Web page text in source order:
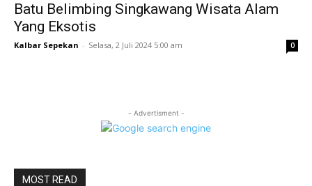
Batu Belimbing Singkawang Wisata Alam
Yang Eksotis
Kalbar Sepekan - Selasa, 2 Juli 2024 5:00 am 0
- Advertisment -
MOST READ